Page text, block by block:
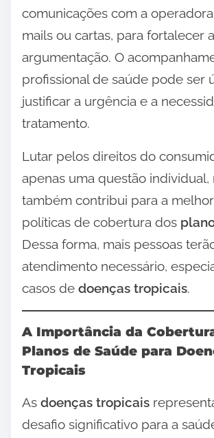
comunicações com a
mails ou cartas, para fortalecer
argumentação. O
profissional de saúde pode ser
justificar a urgência e a
tratamento.
Lutar pelos direitos do
apenas uma questão individual,
também contribui para a
políticas de cobertura dos
Dessa forma, mais pessoas
atendimento necessário,
casos de doenças tropicais.
A Importância da
Planos de Saúde para
Tropicais
As doenças tropicais
desafio significativo para a